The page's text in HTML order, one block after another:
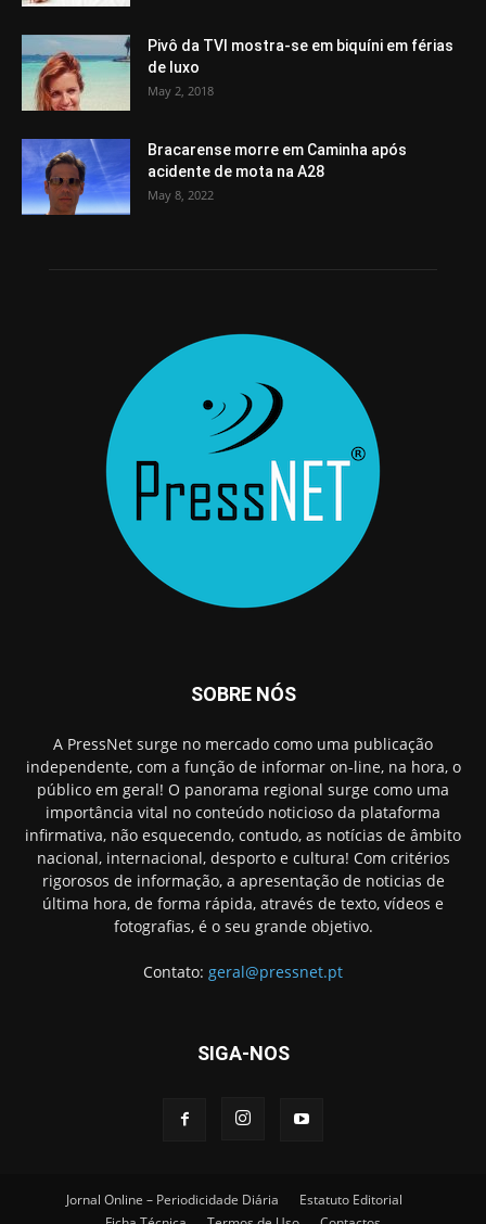
Pivô da TVI mostra-se em biquíni em férias
de luxo
May 2, 2018
Bracarense morre em Caminha após
acidente de mota na A28
May 8, 2022
SOBRE NÓS
A PressNet surge no mercado como uma publicação
independente, com a função de informar on-line, na hora, o
público em geral! O panorama regional surge como uma
importância vital no conteúdo noticioso da plataforma
infirmativa, não esquecendo, contudo, as notícias de âmbito
nacional, internacional, desporto e cultura! Com critérios
rigorosos de informação, a apresentação de noticias de
última hora, de forma rápida, através de texto, vídeos e
fotografias, é o seu grande objetivo.
Contato: geral@pressnet.pt
SIGA-NOS
Jornal Online – Periodicidade Diária
Estatuto Editorial